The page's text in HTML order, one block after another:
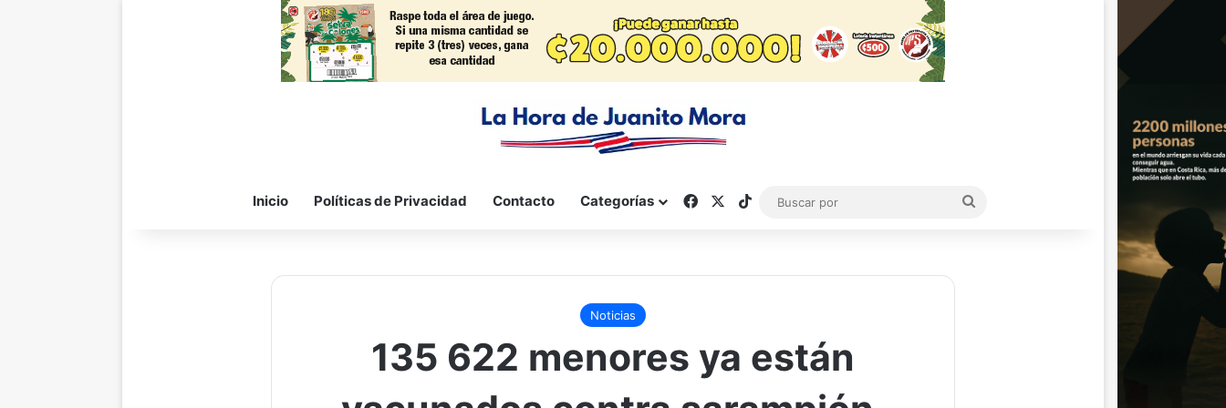
Inicio Políticas de Privacidad Contacto Categorías FacebookTikTok
Noticias
135 622 menores ya están